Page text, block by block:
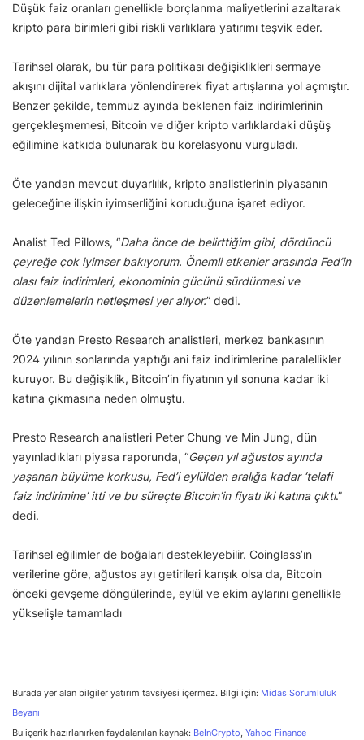
Düşük faiz oranları genellikle borçlanma maliyetlerini azaltarak
kripto para birimleri gibi riskli varlıklara yatırımı teşvik eder.
Tarihsel olarak, bu tür para politikası değişiklikleri sermaye
akışını dijital varlıklara yönlendirerek fiyat artışlarına yol açmıştır.
Benzer şekilde, temmuz ayında beklenen faiz indirimlerinin
gerçekleşmemesi, Bitcoin ve diğer kripto varlıklardaki düşüş
eğilimine katkıda bulunarak bu korelasyonu vurguladı.
Öte yandan mevcut duyarlılık, kripto analistlerinin piyasanın
geleceğine ilişkin iyimserliğini koruduğuna işaret ediyor.
Analist Ted Pillows, “Daha önce de belirttiğim gibi, dördüncü
çeyreğe çok iyimser bakıyorum. Önemli etkenler arasında Fed’in
olası faiz indirimleri, ekonominin gücünü sürdürmesi ve
düzenlemelerin netleşmesi yer alıyor.” dedi.
Öte yandan Presto Research analistleri, merkez bankasının
2024 yılının sonlarında yaptığı ani faiz indirimlerine paralellikler
kuruyor. Bu değişiklik, Bitcoin’in fiyatının yıl sonuna kadar iki
katına çıkmasına neden olmuştu.
Presto Research analistleri Peter Chung ve Min Jung, dün
yayınladıkları piyasa raporunda, “Geçen yıl ağustos ayında
yaşanan büyüme korkusu, Fed’i eylülden aralığa kadar ‘telafi
faiz indirimine’ itti ve bu süreçte Bitcoin’in fiyatı iki katına çıktı.”
dedi.
Tarihsel eğilimler de boğaları destekleyebilir. Coinglass’ın
verilerine göre, ağustos ayı getirileri karışık olsa da, Bitcoin
önceki gevşeme döngülerinde, eylül ve ekim aylarını genellikle
yükselişle tamamladı
Burada yer alan bilgiler yatırım tavsiyesi içermez. Bilgi için: Midas Sorumluluk
Beyanı
Bu içerik hazırlanırken faydalanılan kaynak: BeInCrypto, Yahoo Finance